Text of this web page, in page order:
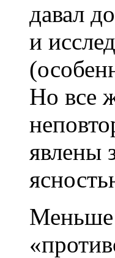
давал
и
Но все
явлены
Меньше